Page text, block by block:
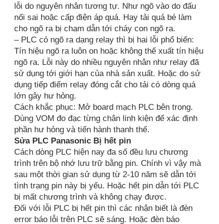
lỗi do nguyên nhân tương tự. Như ngõ vào do đấu
nối sai hoặc cấp điện áp quá. Hay tải quá bé làm
cho ngõ ra bị chạm dẫn tới cháy con ngõ ra.
– PLC có ngõ ra dạng relay thì bị hai lỗi phổ biến:
Tín hiệu ngõ ra luôn on hoặc không thể xuất tín hiệu
ngõ ra. Lỗi này do nhiều nguyên nhân như relay đã
sử dụng tới giới hạn của nhà sản xuất. Hoặc do sử
dụng tiếp điểm relay đóng cắt cho tải có dòng quá
lớn gây hư hỏng.
Cách khắc phục: Mở board mạch PLC bên trong.
Dùng VOM đo đạc từng chân linh kiện để xác định
phần hư hỏng và tiến hành thanh thế.
Sửa PLC Panasonic Bị hết pin
Cách dòng PLC hiện nay đa số đều lưu chương
trình trên bộ nhớ lưu trữ bằng pin. Chính vì vậy mà
sau một thời gian sử dụng từ 2-10 năm sẽ dẫn tới
tình trạng pin này bị yếu. Hoặc hết pin dẫn tới PLC
bị mất chương trình và không chạy được.
Đối với lỗi PLC bị hết pin thì các nhận biết là đèn
error báo lỗi trên PLC sẽ sáng. Hoặc đèn báo